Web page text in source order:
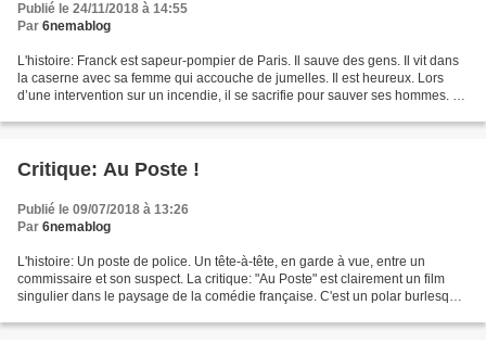
Publié le 24/11/2018 à 14:55
Par 6nemablog
L'histoire: Franck est sapeur-pompier de Paris. Il sauve des gens. Il vit dans
la caserne avec sa femme qui accouche de jumelles. Il est heureux. Lors
d’une intervention sur un incendie, il se sacrifie pour sauver ses hommes. A
Critique: Au Poste !
Publié le 09/07/2018 à 13:26
Par 6nemablog
L'histoire: Un poste de police. Un tête-à-tête, en garde à vue, entre un
commissaire et son suspect. La critique: "Au Poste" est clairement un film
singulier dans le paysage de la comédie française. C'est un polar burlesque